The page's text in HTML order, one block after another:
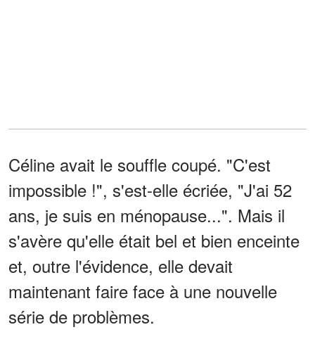
Céline avait le souffle coupé. "C'est
impossible !", s'est-elle écriée, "J'ai 52
ans, je suis en ménopause...". Mais il
s'avère qu'elle était bel et bien enceinte
et, outre l'évidence, elle devait
maintenant faire face à une nouvelle
série de problèmes.